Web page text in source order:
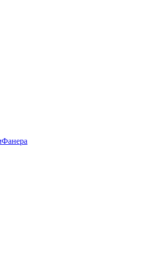
Фанера